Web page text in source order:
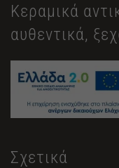
Κεραμικά
αυθεντικά,
Σχετικά